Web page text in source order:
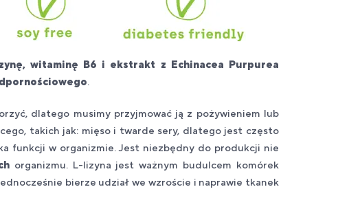
witaminę B6 i ekstrakt z Echinacea Purpurea
.
dlatego musimy przyjmować ją z pożywieniem lub
takich jak: mięso i twarde sery, dlatego jest często
funkcji w organizmie. Jest niezbędny do produkcji nie
organizmu. L-lizyna jest ważnym budulcem komórek
bierze udział we wzroście i naprawie tkanek